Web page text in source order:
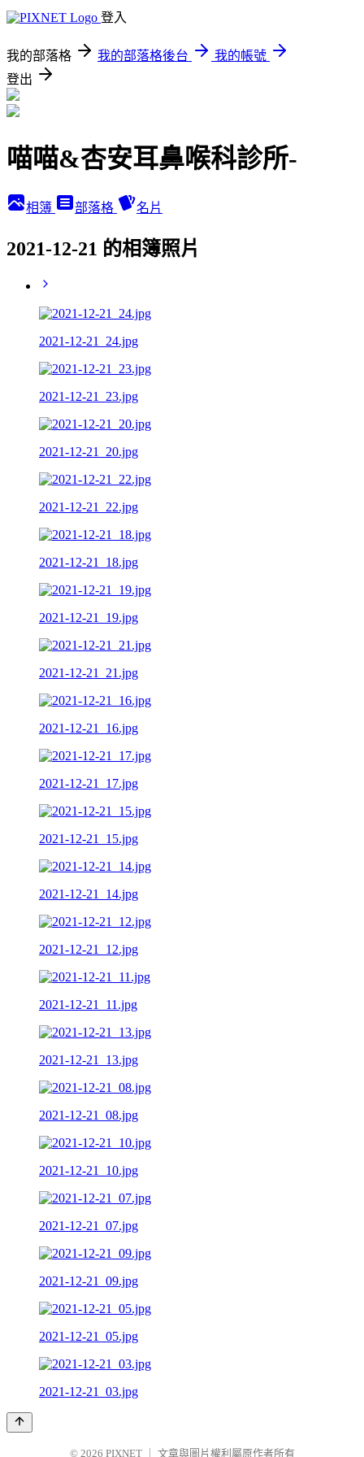
登入
我的部落格 我的部落格後台
我的帳號
登出
喵喵&杏安耳鼻喉科診所-
相簿 部落格 名片
2021-12-21 的相簿照片
2021-12-21_24.jpg
2021-12-21_23.jpg
2021-12-21_20.jpg
2021-12-21_22.jpg
2021-12-21_18.jpg
2021-12-21_19.jpg
2021-12-21_21.jpg
2021-12-21_16.jpg
2021-12-21_17.jpg
2021-12-21_15.jpg
2021-12-21_14.jpg
2021-12-21_12.jpg
2021-12-21_11.jpg
2021-12-21_13.jpg
2021-12-21_08.jpg
2021-12-21_10.jpg
2021-12-21_07.jpg
2021-12-21_09.jpg
2021-12-21_05.jpg
2021-12-21_03.jpg
© 2026 PIXNET 文章與圖片權利屬原作者所有